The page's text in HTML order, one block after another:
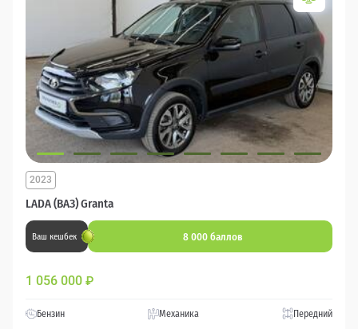
LADA (ВАЗ) Granta
2023
Ваш кешбек 8 000 баллов
1 056 000 ₽
Бензин Механика Передний